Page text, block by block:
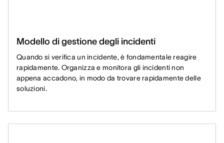
Modello di gestione degli incidenti
Quando si verifica un incidente, è fondamentale reagire
rapidamente. Organizza e monitora gli incidenti non
appena accadono, in modo da trovare rapidamente delle
soluzioni.